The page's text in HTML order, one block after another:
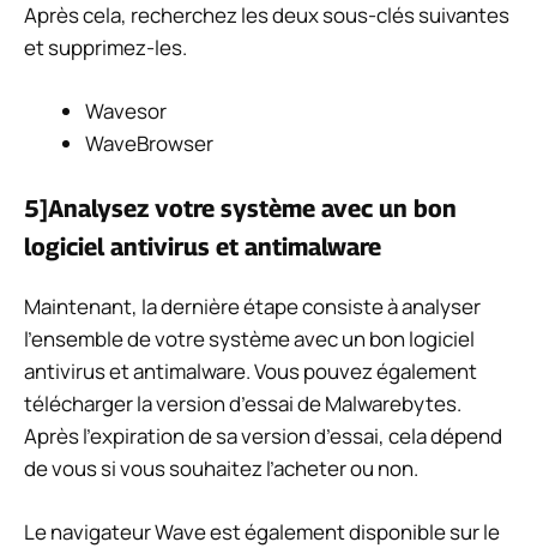
Après cela, recherchez les deux sous-clés suivantes
et supprimez-les.
Wavesor
WaveBrowser
5]Analysez votre système avec un bon
logiciel antivirus et antimalware
Maintenant, la dernière étape consiste à analyser
l’ensemble de votre système avec un bon logiciel
antivirus et antimalware. Vous pouvez également
télécharger la version d’essai de Malwarebytes.
Après l’expiration de sa version d’essai, cela dépend
de vous si vous souhaitez l’acheter ou non.
Le navigateur Wave est également disponible sur le